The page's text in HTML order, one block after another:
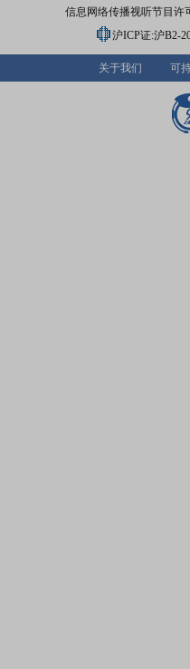
信息网络传播视听节目许
沪ICP证:沪B2-
关于我们 可